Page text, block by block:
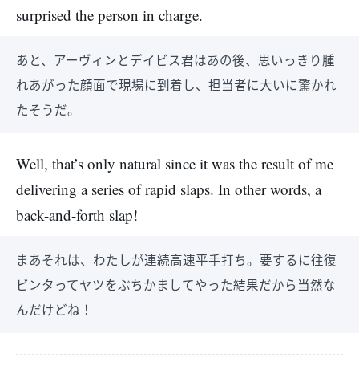
surprised the person in charge.
あと、アーヴィンとデイビス君はあの後、思いっきり腫
れあがった顔面で現場に到着し、担当者に大いに驚かれ
たそうだ。
Well, that’s only natural since it was the result of me
delivering a series of rapid slaps. In other words, a
back-and-forth slap!
まあそれは、わたしが連続高速平手打ち。要するに往復
ビンタってヤツをぶちかましてやった結果だから当然な
んだけどね！